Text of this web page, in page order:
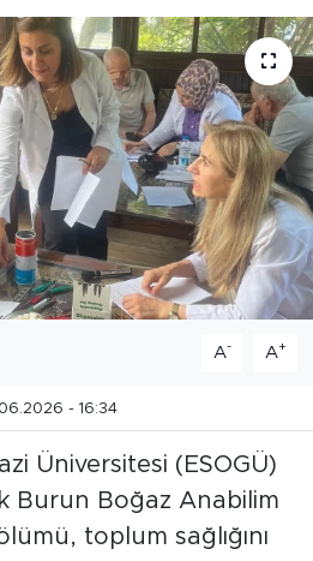
A- A+
- 16:34
Üniversitesi (ESOGÜ)
Burun Boğaz Anabilim
toplum sağlığını